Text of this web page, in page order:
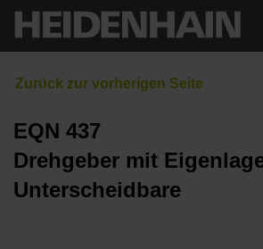
EQN 437
Drehgeber mit
Unterscheidbare